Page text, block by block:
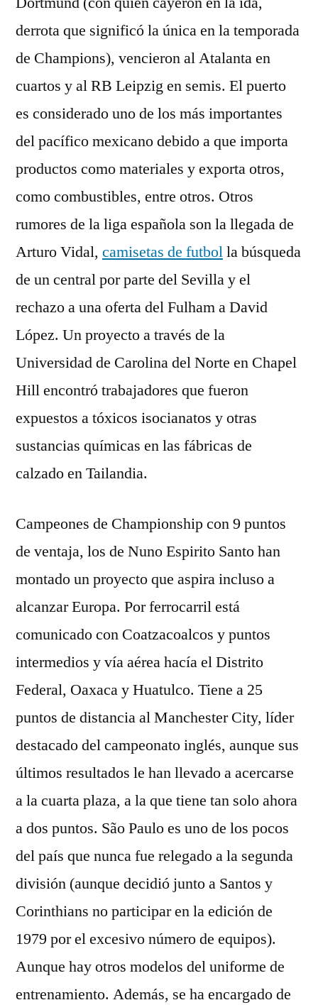
derrota que significó la única en la temporada
de Champions), vencieron al Atalanta en
cuartos y al RB Leipzig en semis. El puerto
es considerado uno de los más importantes
del pacífico mexicano debido a que importa
productos como materiales y exporta otros,
como combustibles, entre otros. Otros
rumores de la liga española son la llegada de
Arturo Vidal, camisetas de futbolla búsqueda
de un central por parte del Sevilla y el
rechazo a una oferta del Fulham a David
López. Un proyecto a través de la
Universidad de Carolina del Norte en Chapel
Hill encontró trabajadores que fueron
expuestos a tóxicos isocianatos y otras
sustancias químicas en las fábricas de
calzado en Tailandia.
Campeones de Championship con 9 puntos
de ventaja, los de Nuno Espirito Santo han
montado un proyecto que aspira incluso a
alcanzar Europa. Por ferrocarril está
comunicado con Coatzacoalcos y puntos
intermedios y vía aérea hacía el Distrito
Federal, Oaxaca y Huatulco. Tiene a 25
puntos de distancia al Manchester City, líder
destacado del campeonato inglés, aunque sus
últimos resultados le han llevado a acercarse
a la cuarta plaza, a la que tiene tan solo ahora
a dos puntos. São Paulo es uno de los pocos
del país que nunca fue relegado a la segunda
división (aunque decidió junto a Santos y
Corinthians no participar en la edición de
1979 por el excesivo número de equipos).
Aunque hay otros modelos del uniforme de
entrenamiento. Además, se ha encargado de